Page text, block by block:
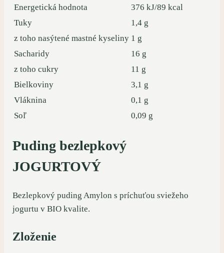
Energetická hodnota
376 kJ/89 kcal
Tuky
1,4 g
z toho nasýtené mastné kyseliny 1 g
Sacharidy
16 g
z toho cukry
11 g
Bielkoviny
3,1 g
Vláknina
0,1 g
Soľ
0,09 g
Puding bezlepkový
JOGURTOVÝ
Bezlepkový puding Amylon s príchuťou sviežeho
jogurtu v BIO kvalite.
Zloženie